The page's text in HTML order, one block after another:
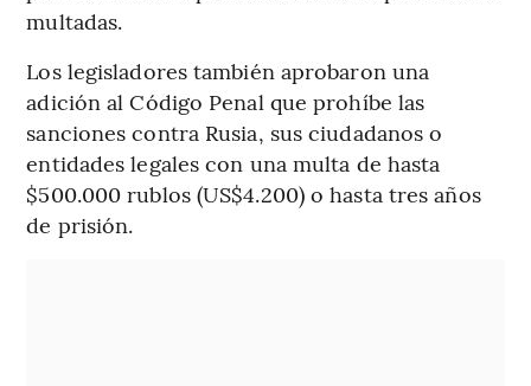
multadas.
Los legisladores también aprobaron una
adición al Código Penal que prohíbe las
sanciones contra Rusia, sus ciudadanos o
entidades legales con una multa de hasta
$500.000 rublos (US$4.200) o hasta tres años
de prisión.